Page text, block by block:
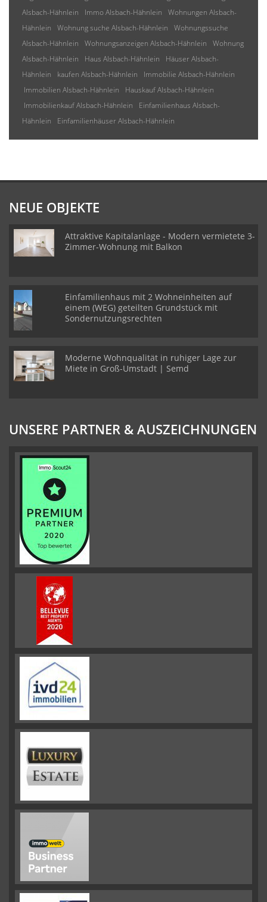
Alsbach-Hähnlein
Immo Alsbach-Hähnlein
Wohnungen Alsbach-
Hähnlein
Wohnung suche Alsbach-Hähnlein
Wohnungssuche
Alsbach-Hähnlein
Wohnungsanzeigen Alsbach-Hähnlein
Wohnung
Alsbach-Hähnlein
Haus Alsbach-Hähnlein
Häuser Alsbach-
Hähnlein
kaufen Alsbach-Hähnlein
Immobilie Alsbach-Hähnlein
Immobilien Alsbach-Hähnlein
Hauskauf Alsbach-Hähnlein
Immobilienkauf Alsbach-Hähnlein
Einfamilienhaus Alsbach-
Hähnlein
Einfamilienhäuser Alsbach-Hähnlein
NEUE OBJEKTE
Attraktive Kapitalanlage - Modern vermietete 3-
Zimmer-Wohnung mit Balkon
Einfamilienhaus mit 2 Wohneinheiten auf
einem (WEG) geteilten Grundstück mit
Sondernutzungsrechten
Moderne Wohnqualität in ruhiger Lage zur
Miete in Groß-Umstadt | Semd
UNSERE PARTNER & AUSZEICHNUNGEN